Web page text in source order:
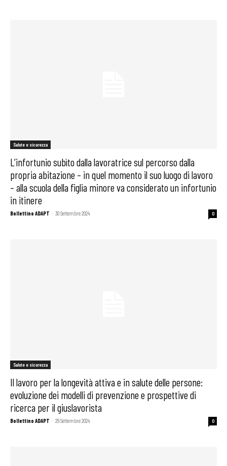
Salute e sicurezza
L’infortunio subìto dalla lavoratrice sul percorso dalla
propria abitazione – in quel momento il suo luogo di lavoro
– alla scuola della figlia minore va considerato un infortunio
in itinere
Bollettino ADAPT - 30 Settembre 2024 0
Salute e sicurezza
Il lavoro per la longevità attiva e in salute delle persone:
evoluzione dei modelli di prevenzione e prospettive di
ricerca per il giuslavorista
Bollettino ADAPT - 29 Settembre 2024 0